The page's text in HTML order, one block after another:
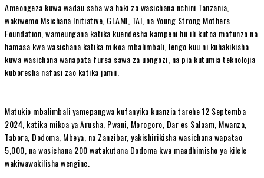
Ameongeza kuwa wadau saba wa haki za wasichana nchini Tanzania,
wakiwemo Msichana Initiative, GLAMI, TAI, na Young Strong Mothers
Foundation, wameungana katika kuendesha kampeni hii ili kutoa mafunzo na
hamasa kwa wasichana katika mikoa mbalimbali, lengo kuu ni kuhakikisha
kuwa wasichana wanapata fursa sawa za uongozi, na pia kutumia teknolojia
kuboresha nafasi zao katika jamii.
Matukio mbalimbali yamepangwa kufanyika kuanzia tarehe 12 Septemba
2024, katika mikoa ya Arusha, Pwani, Morogoro, Dar es Salaam, Mwanza,
Tabora, Dodoma, Mbeya, na Zanzibar, yakishirikisha wasichana wapatao
5,000, na wasichana 200 watakutana Dodoma kwa maadhimisho ya kilele
wakiwawakilisha wengine.